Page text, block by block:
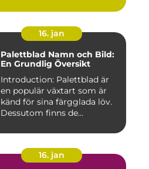
16. jan
Palettblad Namn och Bild:
En Grundlig Översikt
Introduction: Palettblad är
en populär växtart som är
känd för sina färgglada löv.
Dessutom finns de...
16. jan